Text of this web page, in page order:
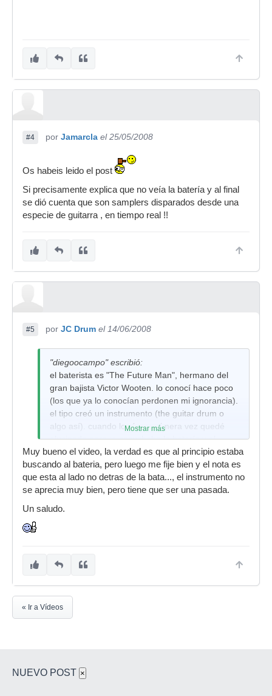
#4 por Jamarcla el 25/05/2008
Os habeis leido el post
Si precisamente explica que no veía la batería y al final
se dió cuenta que son samplers disparados desde una
especie de guitarra , en tiempo real !!
#5 por JC Drum el 14/06/2008
"diegoocampo" escribió:
el baterista es "The Future Man", hermano del
gran bajista Victor Wooten. lo conocí hace poco
(los que ya lo conocían perdonen mi ignorancia).
el tipo creó un instrumento (the guitar drum o
algo así). cuando lo ví por primera vez quedé
alucinado porque escuchaba la batería y el
baterista no estaba sentado en ella. y apareció
este tío con una especie de guitarra extraña y
como a los 5 minutos de empezar a verlo me di
cuenta que era él quien la estaba tocando.
v=FXHOyqHzupk&feature=related]
Mostrar más
Muy bueno el video, la verdad es que al principio estaba
buscando al bateria, pero luego me fije bien y el nota es
que esta al lado no detras de la bata..., el instrumento no
se aprecia muy bien, pero tiene que ser una pasada.
Un saludo.
« Ir a Vídeos
NUEVO POST ×